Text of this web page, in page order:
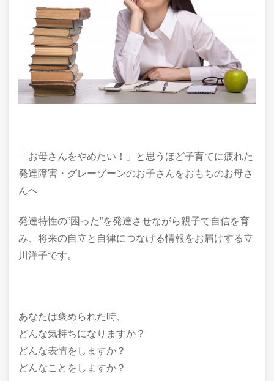
「お母さんをやめたい！」と思うほど子育てに疲れた
発達障害・グレーゾーンのお子さんをおもちのお母さ
んへ
発達特性の”困った”を発達させながら親子で自信を育
み、将来の自立と自律につなげる情報をお届けする立
川洋子です。
あなたは褒められた時、
どんな気持ちになりますか？
どんな表情をしますか？
どんなことをしますか？